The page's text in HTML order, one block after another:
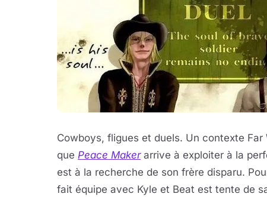
Cowboys, fligues et duels. Un contexte
que Peace Makerarrive à exploiter à la
est à la recherche de son frère disparu.
fait équipe avec Kyle et Beat est tente de